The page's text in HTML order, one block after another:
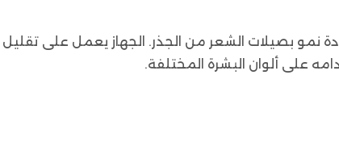
نمو بصيلات الشعر من الجذر. الجهاز يعمل على
على ألوان البشرة المختلفة.